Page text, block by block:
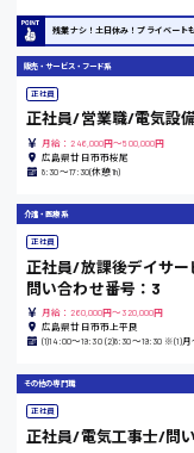
岡山県
大阪府
竹原市
熊本県
東京都
時給1100円～
時給1300円〜
時給1200円〜
残業ナシ！土日休み！プライベート
販売・サービス・フード系
正社員
正社員/営業職/電気設
月給：246,000円～500,000円
広島県廿日市市桜尾
8:30〜17:30(休憩1h)
介護・医療系
正社員
正社員/放課後デイサ
問い合わせ番号：3
月給：260,000円～320,000円
広島県廿日市市上平良
その他の専門職
正社員
正社員/電気工事士/問